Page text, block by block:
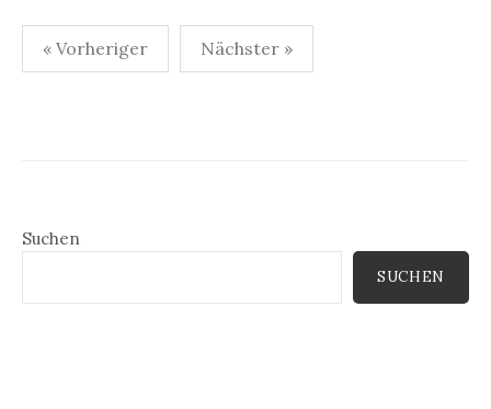
Seitennummerierung
der
« Vorheriger Nächster »
Suchen
SUCHEN